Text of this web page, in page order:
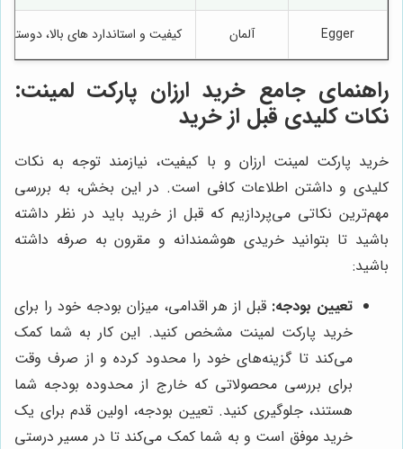
Egger آلمان کیفیت و استاندارد های بالا،
راهنمای جامع خرید ارزان پارکت لمینت:
نکات کلیدی قبل از خرید
خرید پارکت لمینت ارزان و با کیفیت، نیازمند توجه به نکات
کلیدی و داشتن اطلاعات کافی است. در این بخش، به بررسی
مهم‌ترین نکاتی می‌پردازیم که قبل از خرید باید در نظر داشته
باشید تا بتوانید خریدی هوشمندانه و مقرون به صرفه داشته
باشید:
تعیین بودجه: قبل از هر اقدامی، میزان بودجه خود را برای
خرید پارکت لمینت مشخص کنید. این کار به شما کمک
می‌کند تا گزینه‌های خود را محدود کرده و از صرف وقت
برای بررسی محصولاتی که خارج از محدوده بودجه شما
هستند، جلوگیری کنید. تعیین بودجه، اولین قدم برای یک
خرید موفق است و به شما کمک می‌کند تا در مسیر درستی